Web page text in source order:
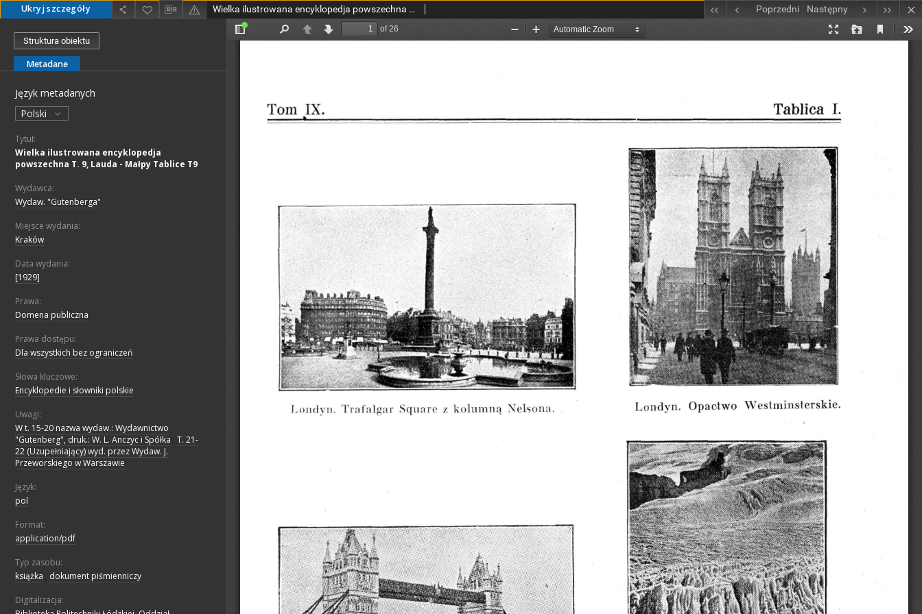
Ukryj szczegóły Wielka ilustrowana encyklopedja powszechna T. 9, Lauda - Małpy Tablice T9 Poprzedni Następny
Struktura obiektu
Metadane
Język metadanych
Polski
Tytuł:
Wielka ilustrowana encyklopedja
powszechna T. 9, Lauda - Małpy Tablice T9
Wydawca:
Wydaw. "Gutenberga"
Miejsce wydania:
Kraków
Data wydania:
[1929]
Prawa:
Domena publiczna
Prawa dostępu:
Dla wszystkich bez ograniczeń
Słowa kluczowe:
Encyklopedie i słowniki polskie
Uwagi:
W t. 15-20 nazwa wydaw.: Wydawnictwo
"Gutenberg", druk.: W. L. Anczyc i Spółka T. 21-
22 (Uzupełniający) wyd. przez Wydaw. J.
Przeworskiego w Warszawie
Język:
pol
Format:
application/pdf
Typ zasobu:
książka
dokument piśmienniczy
Digitalizacja: